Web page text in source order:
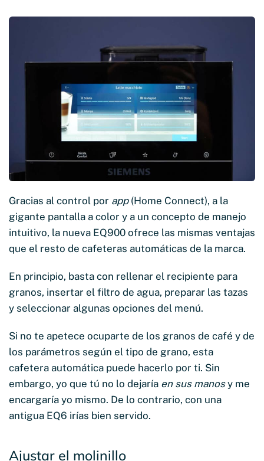
Gracias al control por app (Home Connect), a la
gigante pantalla a color y a un concepto de manejo
intuitivo, la nueva EQ900 ofrece las mismas ventajas
que el resto de cafeteras automáticas de la marca.
En principio, basta con rellenar el recipiente para
granos, insertar el filtro de agua, preparar las tazas
y seleccionar algunas opciones del menú.
Si no te apetece ocuparte de los granos de café y de
los parámetros según el tipo de grano, esta
cafetera automática puede hacerlo por ti. Sin
embargo, yo que tú no lo dejaría en sus manosy me
encargaría yo mismo. De lo contrario, con una
antigua EQ6 irías bien servido.
Ajustar el molinillo